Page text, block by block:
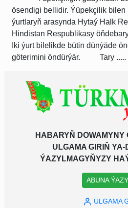
ösendigi bellidir. Ýüpekçilik bilen
ýurtlaryň arasynda Hytaý Halk
Hindistan Respublikasy
Iki ýurt bilelikde bütin dünýäde
göterimini öndürýär. Tary .....
HABARYŇ DOWAMYNY
ULGAMA GIRIŇ
ÝAZYLMAGYŇYZY
ABUNA
ULGAMA